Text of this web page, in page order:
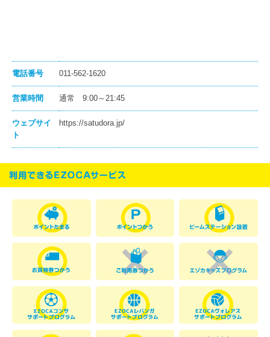
電話番号 011-562-1620
営業時間 通常 9:00～21:45
ウェブサイ
ト
https://satudora.jp/